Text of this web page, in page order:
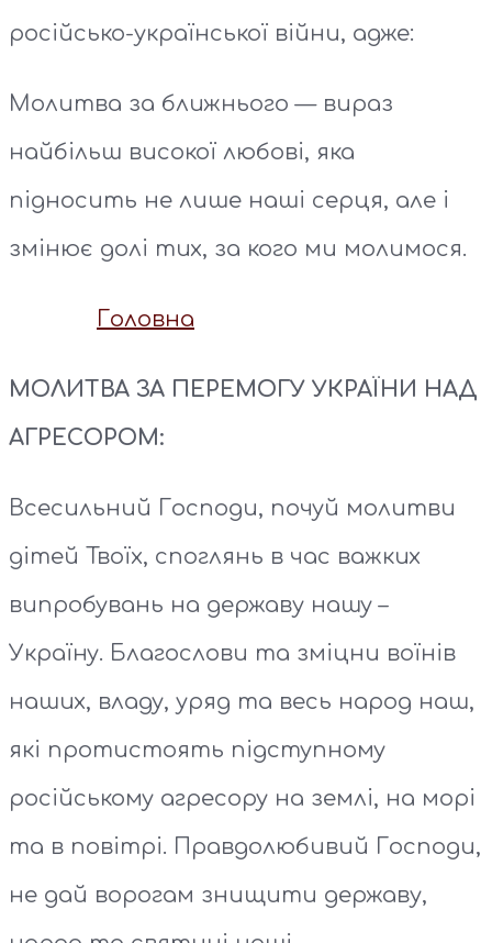
російсько-української війни, адже:
Молитва за ближнього — вираз
найбільш високої любові, яка
підносить не лише наші серця, але і
змінює долі тих, за кого ми молимося.
Головна
МОЛИТВА ЗА ПЕРЕМОГУ УКРАЇНИ НАД
АГРЕСОРОМ:
Всесильний Господи, почуй молитви
дітей Твоїх, споглянь в час важких
випробувань на державу нашу –
Україну. Благослови та зміцни воїнів
наших, владу, уряд та весь народ наш,
які протистоять підступному
російському агресору на землі, на морі
та в повітрі. Правдолюбивий Господи,
не дай ворогам знищити державу,